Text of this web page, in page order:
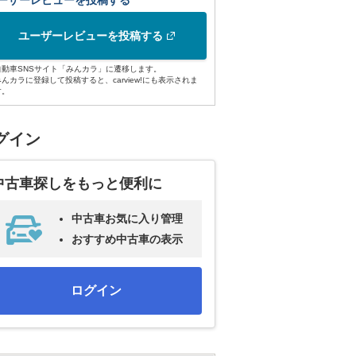
ユーザーレビューを投稿する
車SNSサイト「みんカラ」に遷移します。
んカラに登録して投稿すると、carview!にも表示されま
イン
古車探しをもっと便利に
中古車お気に入り管理
おすすめ中古車の表示
ログイン